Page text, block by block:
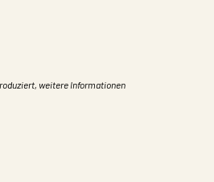
weitere Informationen